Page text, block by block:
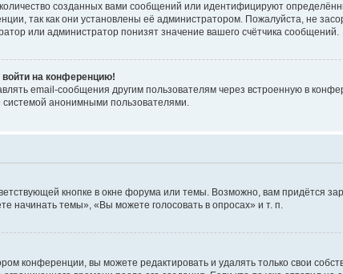
созданных вами сообщений или идентифицируют
так как они установлены её администратором. Пожалуйста, не
или администратор понизят значение вашего счётчика сообщений.
на конференцию!
email-сообщения другим пользователям через встроенную в
системой анонимными пользователями.
кнопке в окне форума или темы. Возможно, вам придётся
темы», «Вы можете голосовать в опросах» и т. п.
конференции, вы можете редактировать и удалять только свои